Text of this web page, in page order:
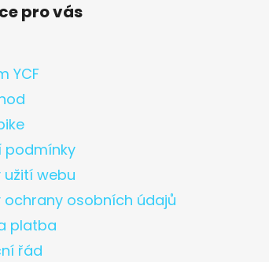
pro vás
YCF
podmínky
užití webu
ochrany osobních údajů
platba
řád